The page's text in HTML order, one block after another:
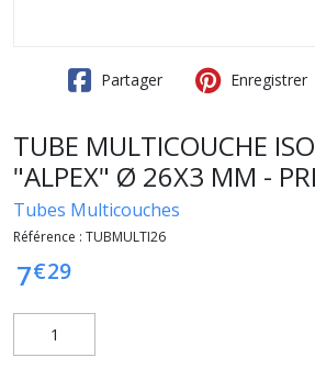
Partager Enregistrer
TUBE MULTICOUCHE
"ALPEX" Ø 26X3 MM -
Tubes Multicouches
Référence : TUBMULTI26
7€29